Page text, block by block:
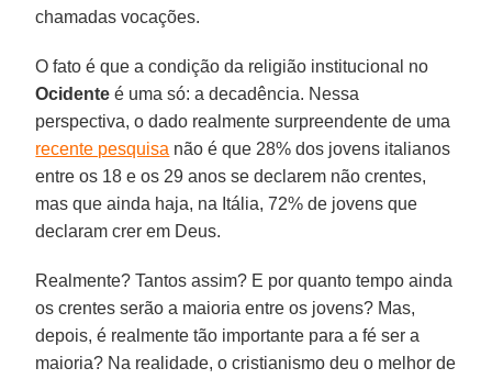
chamadas vocações.
O fato é que a condição da religião institucional no
Ocidente é uma só: a decadência. Nessa
perspectiva, o dado realmente surpreendente de uma
recente pesquisa não é que 28% dos jovens italianos
entre os 18 e os 29 anos se declarem não crentes,
mas que ainda haja, na Itália, 72% de jovens que
declaram crer em Deus.
Realmente? Tantos assim? E por quanto tempo ainda
os crentes serão a maioria entre os jovens? Mas,
depois, é realmente tão importante para a fé ser a
maioria? Na realidade, o cristianismo deu o melhor de